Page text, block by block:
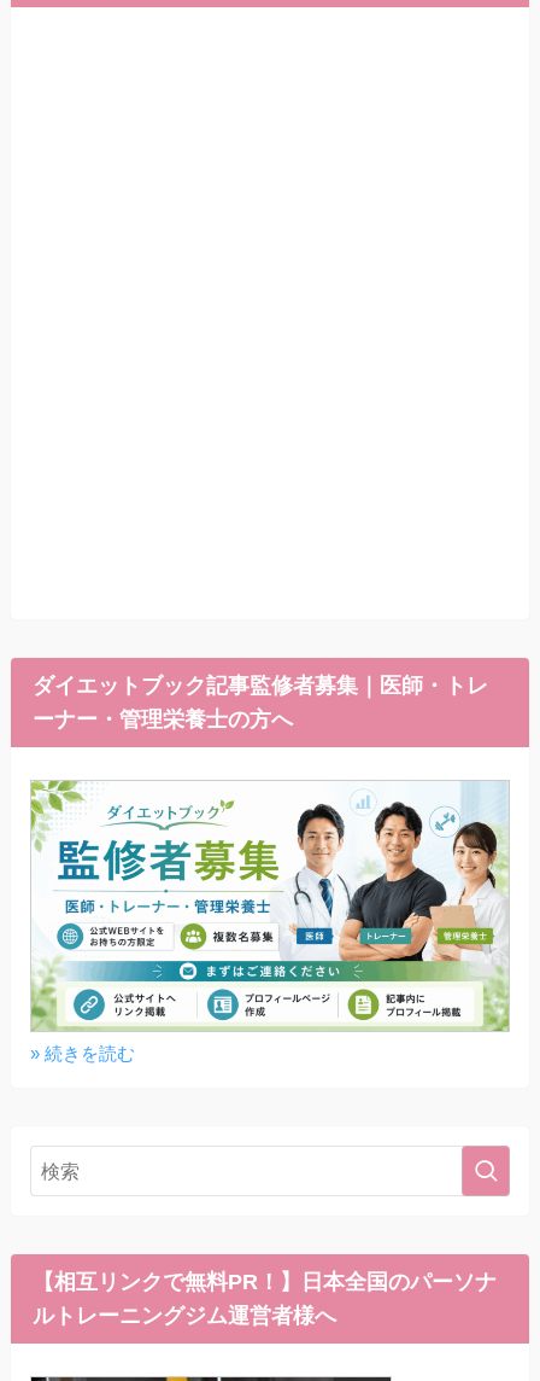
ダイエットブック記事監修者募集｜医師・トレ
ーナー・管理栄養士の方へ
» 続きを読む
【相互リンクで無料PR！】日本全国のパーソナ
ルトレーニングジム運営者様へ